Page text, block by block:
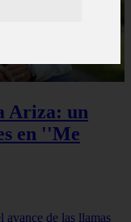
Ariza: un
en ''Me